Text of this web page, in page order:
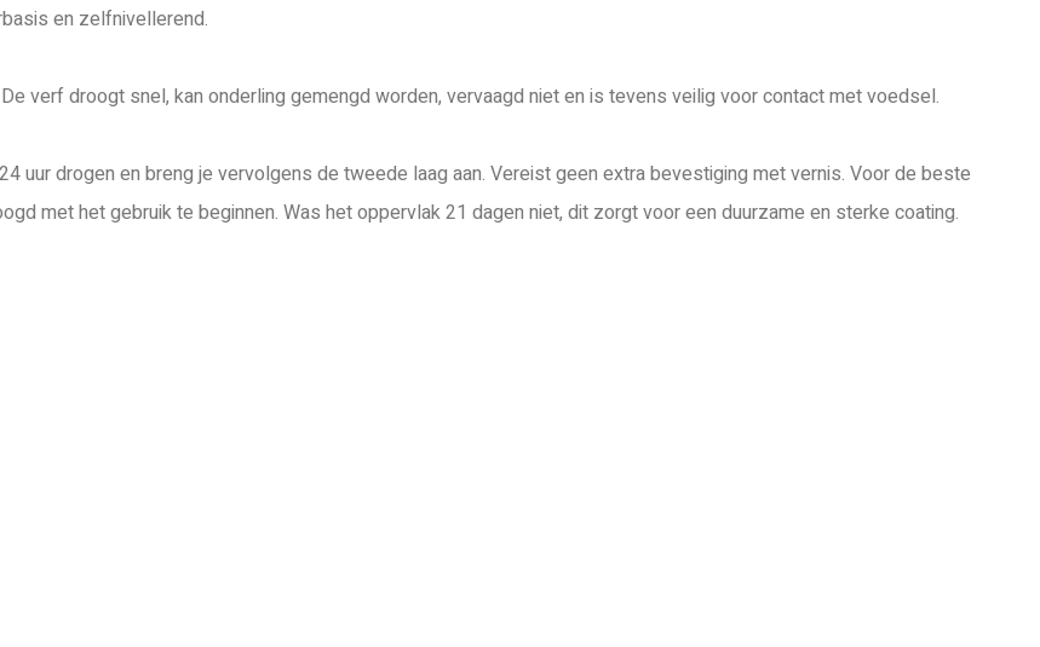
en zelfnivellerend.
verf droogt snel, kan onderling gemengd worden, vervaagd niet en is tevens veilig voor contact met voedsel.
uur drogen en breng je vervolgens de tweede laag aan. Vereist geen extra bevestiging met vernis. Voor de beste
met het gebruik te beginnen. Was het oppervlak 21 dagen niet, dit zorgt voor een duurzame en sterke coating.